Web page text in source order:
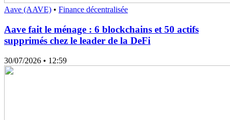
Aave (AAVE) • Finance décentralisée
Aave fait le ménage : 6 blockchains et 50 actifs
supprimés chez le leader de la DeFi
30/07/2026 • 12:59